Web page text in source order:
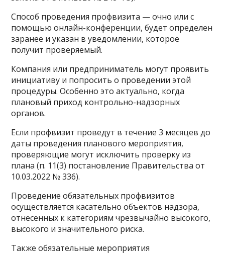
Способ проведения профвизита — очно или с
помощью онлайн-конференции, будет определен
заранее и указан в уведомлении, которое
получит проверяемый.
Компания или предприниматель могут проявить
инициативу и попросить о проведении этой
процедуры. Особенно это актуально, когда
плановый приход контрольно-надзорных
органов.
Если профвизит проведут в течение 3 месяцев до
даты проведения планового мероприятия,
проверяющие могут исключить проверку из
плана (п. 11(3) постановление Правительства от
10.03.2022 № 336).
Проведение обязательных профвизитов
осуществляется касательно объектов надзора,
отнесенных к категориям чрезвычайно высокого,
высокого и значительного риска.
Также обязательные мероприятия